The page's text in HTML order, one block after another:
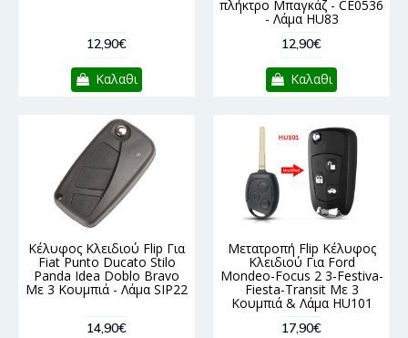
12,90€
Καλαθι
πλήκτρο Μπαγκάζ - CE0536
- Λάμα HU83
12,90€
Καλαθι
Κέλυφος Κλειδιού Flip Για
Fiat Punto Ducato Stilo
Panda Idea Doblo Bravo
Με 3 Κουμπιά - Λάμα SIP22
14,90€
Μετατροπή Flip Κέλυφος
Κλειδιού Για Ford
Mondeo-Focus 2 3-Festiva-
Fiesta-Transit Με 3
Κουμπιά & Λάμα HU101
17,90€